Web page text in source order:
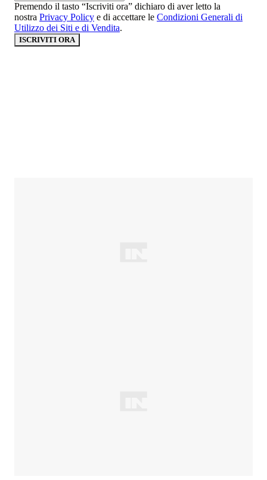
Premendo il tasto “Iscriviti ora” dichiaro di aver letto la
nostra Privacy Policy e di accettare le Condizioni Generali di
Utilizzo dei Siti e di Vendita.
ISCRIVITI ORA